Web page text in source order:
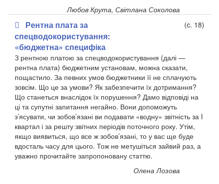
Любов Крута, Світлана Соколова
Рентна плата за
спецводокористування:
«бюджетна» специфіка
(c. 18)
З рентною платою за спецводокористування (далі —
рентна плата) бюджетним установам, можна сказати,
пощастило. За певних умов бюджетники її не сплачують
зовсім. Що це за умови? Як забезпечити їх дотримання?
Що станеться внаслідок їх порушення? Дамо відповіді на
ці та супутні запитання негайно. Вони допоможуть
з’ясувати, чи зобов’язані ви подавати «водну» звітність за I
квартал і за решту звітних періодів поточного року. Утім,
якщо виявиться, що все ж зобов’язані, то у вас ще буде
вдосталь часу для цього. Тож не метушіться зайвий раз, а
уважно прочитайте запропоновану статтю.
Олена Лозова